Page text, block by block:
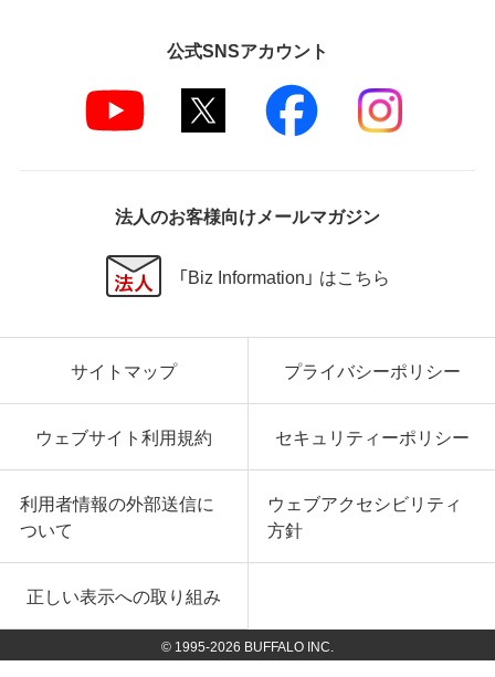
公式SNSアカウント
法人のお客様向けメールマガジン
「Biz Information」 はこちら
サイトマップ プライバシーポリシー
ウェブサイト利用規約 セキュリティーポリシー
利用者情報の外部送信に
ついて
ウェブアクセシビリティ
方針
正しい表示への取り組み
© 1995-2026 BUFFALO INC.